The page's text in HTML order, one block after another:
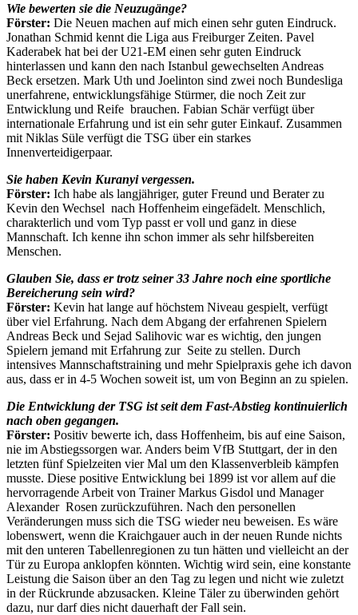
Wie bewerten sie die Neuzugänge?
Förster: Die Neuen machen auf mich einen sehr guten Eindruck.
Jonathan Schmid kennt die Liga aus Freiburger Zeiten. Pavel
Kaderabek hat bei der U21-EM einen sehr guten Eindruck
hinterlassen und kann den nach Istanbul gewechselten Andreas
Beck ersetzen. Mark Uth und Joelinton sind zwei noch Bundesliga
unerfahrene, entwicklungsfähige Stürmer, die noch Zeit zur
Entwicklung und Reife brauchen. Fabian Schär verfügt über
internationale Erfahrung und ist ein sehr guter Einkauf. Zusammen
mit Niklas Süle verfügt die TSG über ein starkes
Innenverteidigerpaar.
Sie haben Kevin Kuranyi vergessen.
Förster: Ich habe als langjähriger, guter Freund und Berater zu
Kevin den Wechsel nach Hoffenheim eingefädelt. Menschlich,
charakterlich und vom Typ passt er voll und ganz in diese
Mannschaft. Ich kenne ihn schon immer als sehr hilfsbereiten
Menschen.
Glauben Sie, dass er trotz seiner 33 Jahre noch eine sportliche
Bereicherung sein wird?
Förster: Kevin hat lange auf höchstem Niveau gespielt, verfügt
über viel Erfahrung. Nach dem Abgang der erfahrenen Spielern
Andreas Beck und Sejad Salihovic war es wichtig, den jungen
Spielern jemand mit Erfahrung zur Seite zu stellen. Durch
intensives Mannschaftstraining und mehr Spielpraxis gehe ich davon
aus, dass er in 4-5 Wochen soweit ist, um von Beginn an zu spielen.
Die Entwicklung der TSG ist seit dem Fast-Abstieg kontinuierlich
nach oben gegangen.
Förster: Positiv bewerte ich, dass Hoffenheim, bis auf eine Saison,
nie im Abstiegssorgen war. Anders beim VfB Stuttgart, der in den
letzten fünf Spielzeiten vier Mal um den Klassenverbleib kämpfen
musste. Diese positive Entwicklung bei 1899 ist vor allem auf die
hervorragende Arbeit von Trainer Markus Gisdol und Manager
Alexander Rosen zurückzuführen. Nach den personellen
Veränderungen muss sich die TSG wieder neu beweisen. Es wäre
lobenswert, wenn die Kraichgauer auch in der neuen Runde nichts
mit den unteren Tabellenregionen zu tun hätten und vielleicht an der
Tür zu Europa anklopfen könnten. Wichtig wird sein, eine konstante
Leistung die Saison über an den Tag zu legen und nicht wie zuletzt
in der Rückrunde abzusacken. Kleine Täler zu überwinden gehört
dazu, nur darf dies nicht dauerhaft der Fall sein.